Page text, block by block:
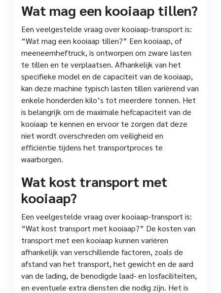
Wat mag een kooiaap tillen?
Een veelgestelde vraag over kooiaap-transport is:
“Wat mag een kooiaap tillen?” Een kooiaap, of
meeneemheftruck, is ontworpen om zware lasten
te tillen en te verplaatsen. Afhankelijk van het
specifieke model en de capaciteit van de kooiaap,
kan deze machine typisch lasten tillen variërend van
enkele honderden kilo’s tot meerdere tonnen. Het
is belangrijk om de maximale hefcapaciteit van de
kooiaap te kennen en ervoor te zorgen dat deze
niet wordt overschreden om veiligheid en
efficiëntie tijdens het transportproces te
waarborgen.
Wat kost transport met
kooiaap?
Een veelgestelde vraag over kooiaap-transport is:
“Wat kost transport met kooiaap?” De kosten van
transport met een kooiaap kunnen variëren
afhankelijk van verschillende factoren, zoals de
afstand van het transport, het gewicht en de aard
van de lading, de benodigde laad- en losfaciliteiten,
en eventuele extra diensten die nodig zijn. Het is